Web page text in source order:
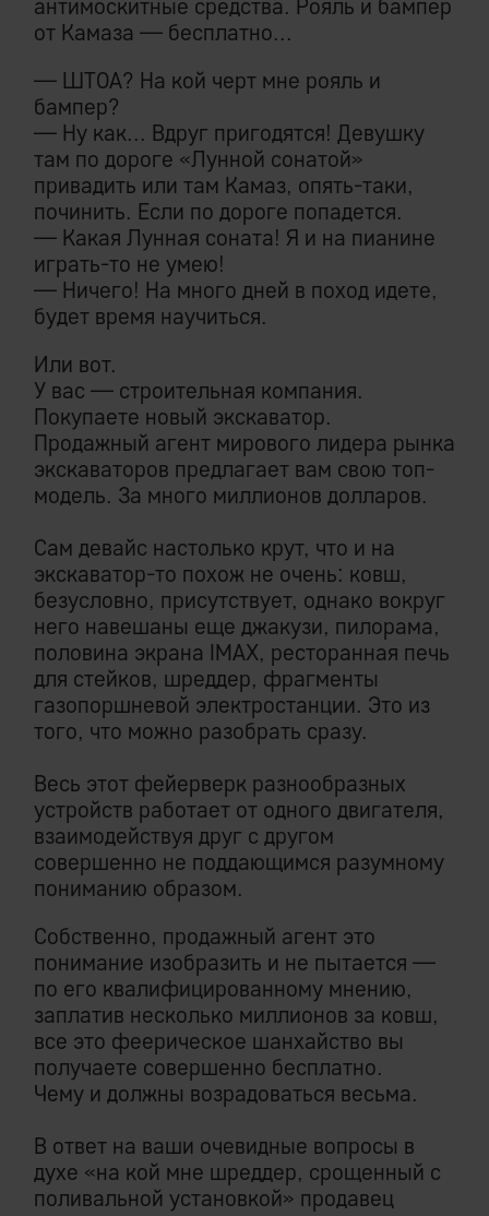
антимоскитные средства. Рояль и бампер
от Камаза — бесплатно...
— ШТОА? На кой черт мне рояль и
бампер?
— Ну как... Вдруг пригодятся! Девушку
там по дороге «Лунной сонатой»
привадить или там Камаз, опять-таки,
починить. Если по дороге попадется.
— Какая Лунная соната! Я и на пианине
играть-то не умею!
— Ничего! На много дней в поход идете,
будет время научиться.
Или вот.
У вас — строительная компания.
Покупаете новый экскаватор.
Продажный агент мирового лидера рынка
экскаваторов предлагает вам свою топ-
модель. За много миллионов долларов.
Сам девайс настолько крут, что и на
экскаватор-то похож не очень: ковш,
безусловно, присутствует, однако вокруг
него навешаны еще джакузи, пилорама,
половина экрана IMAX, ресторанная печь
для стейков, шреддер, фрагменты
газопоршневой электростанции. Это из
того, что можно разобрать сразу.
Весь этот фейерверк разнообразных
устройств работает от одного двигателя,
взаимодействуя друг с другом
совершенно не поддающимся разумному
пониманию образом.
Собственно, продажный агент это
понимание изобразить и не пытается —
по его квалифицированному мнению,
заплатив несколько миллионов за ковш,
все это феерическое шанхайство вы
получаете совершенно бесплатно.
Чему и должны возрадоваться весьма.
В ответ на ваши очевидные вопросы в
духе «на кой мне шреддер, срощенный с
поливальной установкой» продавец